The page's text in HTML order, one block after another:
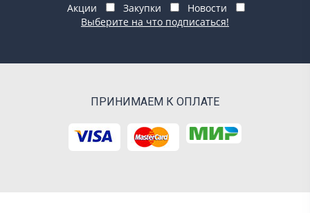
Акции Закупки
Новости
Выберите на что подписаться!
ПРИНИМАЕМ К ОПЛАТЕ